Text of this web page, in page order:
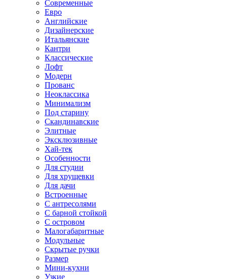
Современные
Евро
Английские
Дизайнерские
Итальянские
Кантри
Классические
Лофт
Модерн
Прованс
Неоклассика
Минимализм
Под старину
Скандинавские
Элитные
Эксклюзивные
Хай-тек
Особенности
Для студии
Для хрущевки
Для дачи
Встроенные
С антресолями
С барной стойкой
С островом
Малогабаритные
Модульные
Скрытые ручки
Размер
Мини-кухни
Узкие